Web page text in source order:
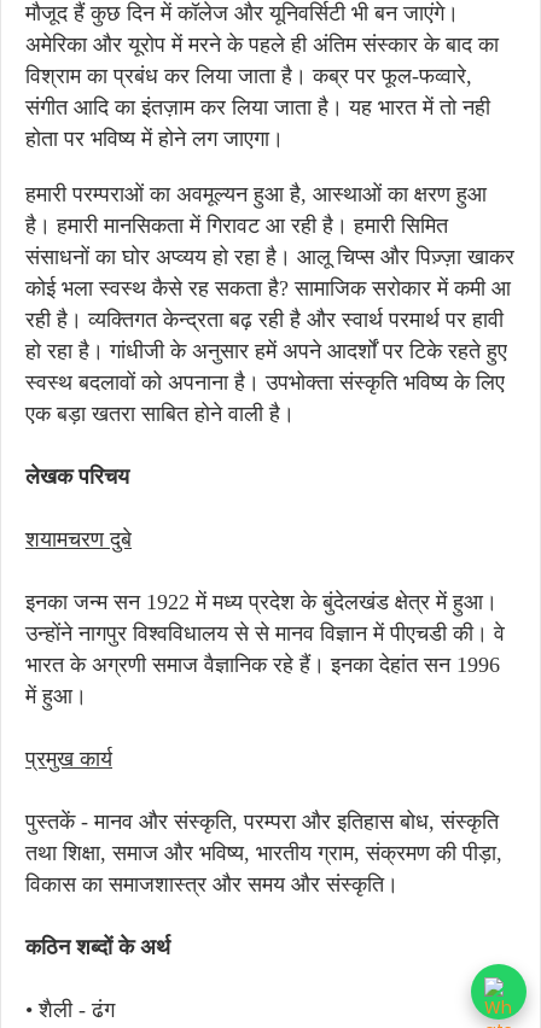
मौजूद हैं कुछ दिन में कॉलेज और यूनिवर्सिटी भी बन जाएंगे।
अमेरिका और यूरोप में मरने के पहले ही अंतिम संस्कार के बाद का
विश्राम का प्रबंध कर लिया जाता है। कब्र पर फूल-फव्वारे,
संगीत आदि का इंतज़ाम कर लिया जाता है। यह भारत में तो नही
होता पर भविष्य में होने लग जाएगा।
हमारी परम्पराओं का अवमूल्यन हुआ है, आस्थाओं का क्षरण हुआ
है। हमारी मानसिकता में गिरावट आ रही है। हमारी सिमित
संसाधनों का घोर अप्व्यय हो रहा है। आलू चिप्स और पिज़्ज़ा खाकर
कोई भला स्वस्थ कैसे रह सकता है? सामाजिक सरोकार में कमी आ
रही है। व्यक्तिगत केन्द्रता बढ़ रही है और स्वार्थ परमार्थ पर हावी
हो रहा है। गांधीजी के अनुसार हमें अपने आदर्शों पर टिके रहते हुए
स्वस्थ बदलावों को अपनाना है। उपभोक्ता संस्कृति भविष्य के लिए
एक बड़ा खतरा साबित होने वाली है।
लेखक परिचय
शयामचरण दुबे
इनका जन्म सन 1922 में मध्य प्रदेश के बुंदेलखंड क्षेत्र में हुआ।
उन्होंने नागपुर विश्वविधालय से से मानव विज्ञान में पीएचडी की। वे
भारत के अग्रणी समाज वैज्ञानिक रहे हैं। इनका देहांत सन 1996
में हुआ।
प्रमुख कार्य
पुस्तकें - मानव और संस्कृति, परम्परा और इतिहास बोध, संस्कृति
तथा शिक्षा, समाज और भविष्य, भारतीय ग्राम, संक्रमण की पीड़ा,
विकास का समाजशास्त्र और समय और संस्कृति।
कठिन शब्दों के अर्थ
• शैली - ढंग